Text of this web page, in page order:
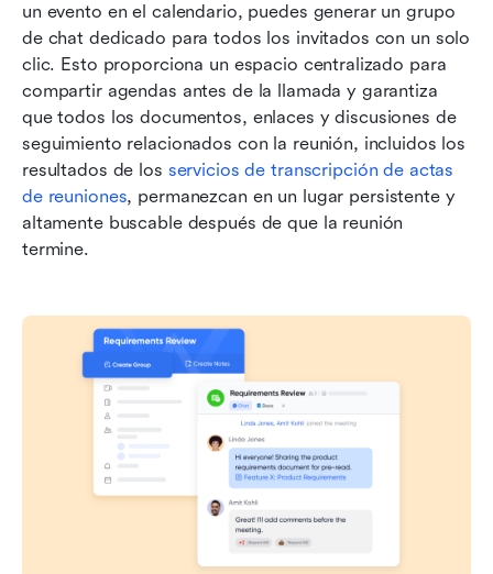
un evento en el calendario, puedes generar un grupo
de chat dedicado para todos los invitados con un solo
clic. Esto proporciona un espacio centralizado para
compartir agendas antes de la llamada y garantiza
que todos los documentos, enlaces y discusiones de
seguimiento relacionados con la reunión, incluidos los
resultados de los servicios de transcripción de actas
de reuniones, permanezcan en un lugar persistente y
altamente buscable después de que la reunión
termine.